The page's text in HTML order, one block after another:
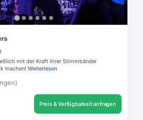
mit der Kraft ihrer Stimmbänder
machen! Weiterlesen
Preis & Verfügbarkeit anfragen